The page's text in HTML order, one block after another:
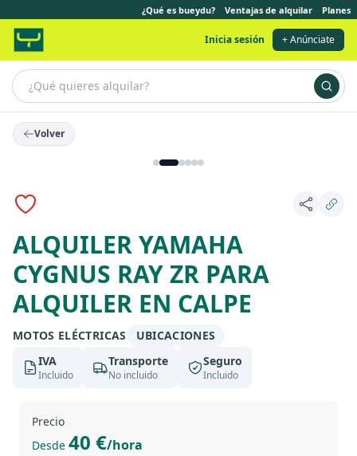
¿Qué es bueydu? Ventajas de alquilar Planes
Inicia sesión + Anúnciate
Volver
ALQUILER YAMAHA
CYGNUS RAY ZR PARA
ALQUILER EN CALPE
MOTOS ELÉCTRICAS
UBICACIONES
IVA
Incluido
Transporte
No incluido
Seguro
Incluido
Precio
Desde 40 €/hora